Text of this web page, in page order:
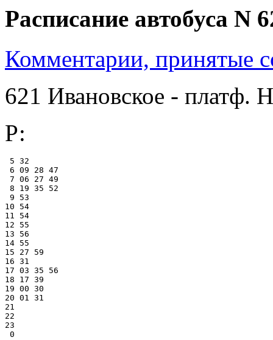
Расписание автобуса N
Комментарии, принятые
621 Ивановское - платф.
Р:
5 32
6 09 28 47
7 06 27 49
8 19 35 52
9 53
10 54
11 54
12 55
13 56
14 55
15 27 59
16 31
17 03 35 56
18 17 39
19 00 30
20 01 31
21
22
23
0